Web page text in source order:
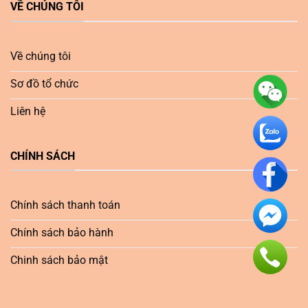
VỀ CHÚNG TÔI
Về chúng tôi
Sơ đồ tổ chức
Liên hệ
CHÍNH SÁCH
Chính sách thanh toán
Chính sách bảo hành
Chinh sách bảo mật